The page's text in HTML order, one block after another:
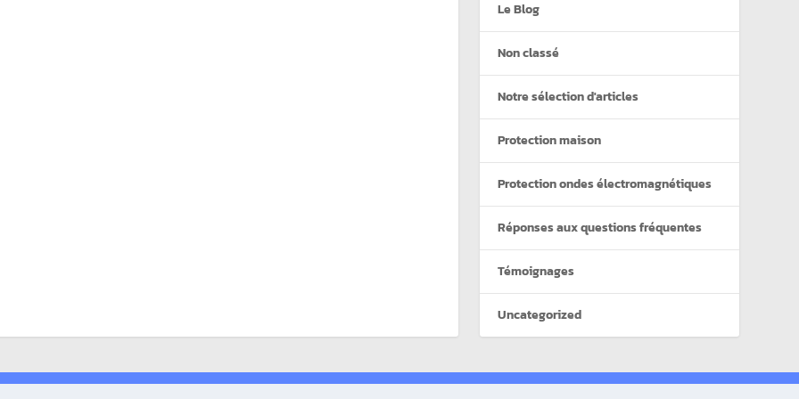
Le Blog
Non classé
Notre sélection d'articles
Protection maison
Protection ondes électromagnétiques
Réponses aux questions fréquentes
Témoignages
Uncategorized